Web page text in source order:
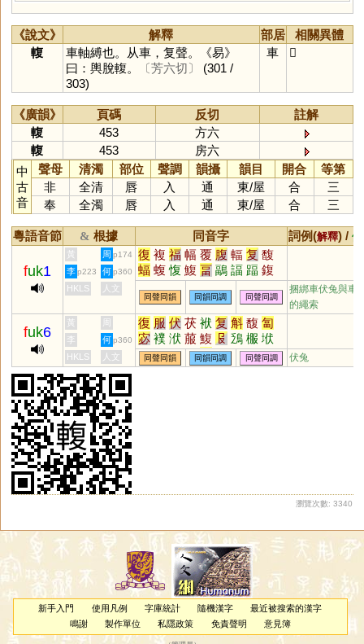
《說文》 解釋 部居
相關異體
輹
車軸縛也。从車，复聲。《易》
曰：輿脫輹。
〔芳六切〕
(301 /
303)
車 𨎙
《廣韻》 頁碼 反切
註解
輹
453
方六
輹
453
房六
中
古
音
聲母 清濁 部位 聲調 韻攝 韻目 開合
等第
非
全清 唇 入 通 東/屋 合
三
奉
全濁 唇 入 通 東/屋 合 三
粵語音節 & 根據 同音字 詞例(解釋) /
fuk1
黃 周 p174 復 複 福 幅 覆 腹 輻 复 馥
蝠 蝮 愎 鰒 畐 鶝 諨 踾 鍑
葍
李 p223 何 p360
HKLS 人文
同聲同韻 同韻同調 同聲同調
捆綁車伏兔與車
的繩索
fuk6
黃 周 復 服 伏 茯 袱 复 斛 馥 匐
宓 襆 洑 菔 鰒 𠬝 鴔 棴 垘
澓 纀 鵩 蕧 箙 虙
李 何 p360
HKLS 人文 同聲同韻 同韻同調 同聲同調 伏兔
瀏覽次數: 3340
新手入門 使用凡例 字庫統計 隨機漢字
最近被搜索的漢字
鳴謝
製作單位 私隱政策 免責聲明 意見簿